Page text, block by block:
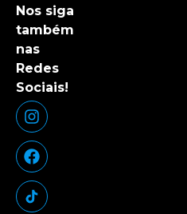
Nos siga
também
nas
Redes
Sociais!